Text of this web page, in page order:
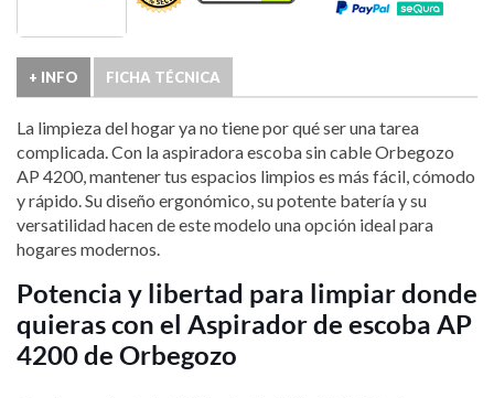
+ INFO FICHA TÉCNICA
La limpieza del hogar ya no tiene por qué ser una tarea
complicada. Con la aspiradora escoba sin cable Orbegozo
AP 4200, mantener tus espacios limpios es más fácil, cómodo
y rápido. Su diseño ergonómico, su potente batería y su
versatilidad hacen de este modelo una opción ideal para
hogares modernos.
Potencia y libertad para limpiar donde
quieras con el Aspirador de escoba AP
4200 de Orbegozo